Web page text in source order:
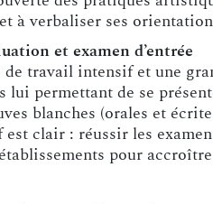
à verbaliser ses
et examen d’entrée
travail intensif et une
permettant de se
blanches (orales et
clair : réussir les
pour